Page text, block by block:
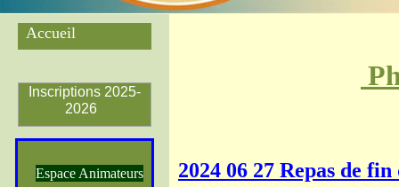
Inscriptions 2025-
2026
Accueil
Espace Animateurs
2024 06 27 Repas de fin